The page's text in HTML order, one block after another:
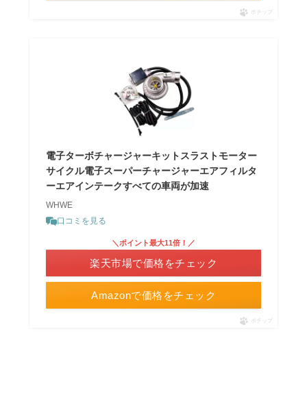
ポチップ
電子ターボチャージャーキットスラストモーター
サイクル電子スーパーチャージャーエアフィルタ
ーエアインテークすべての車両が加速
WHWE
口コミを見る
Amazonで価格をチェック
＼ポイント最大11倍！／
楽天市場で価格をチェック
ポチップ